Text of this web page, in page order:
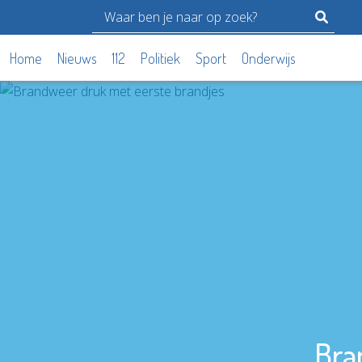
Home Nieuws 112 Politiek Sport Onderwijs